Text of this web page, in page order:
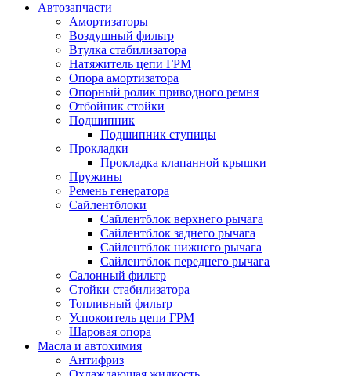
Автозапчасти
Амортизаторы
Воздушный фильтр
Втулка стабилизатора
Натяжитель цепи ГРМ
Опора амортизатора
Опорный ролик приводного ремня
Отбойник стойки
Подшипник
Подшипник ступицы
Прокладки
Прокладка клапанной крышки
Пружины
Ремень генератора
Сайлентблоки
Сайлентблок верхнего рычага
Сайлентблок заднего рычага
Сайлентблок нижнего рычага
Сайлентблок переднего рычага
Салонный фильтр
Стойки стабилизатора
Топливный фильтр
Успокоитель цепи ГРМ
Шаровая опора
Масла и автохимия
Антифриз